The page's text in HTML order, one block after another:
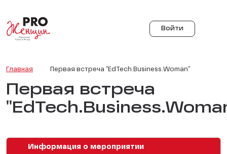
Войти
Главная Первая встреча "EdTech.Business.Woman"
Первая встреча
Информация о мероприятии